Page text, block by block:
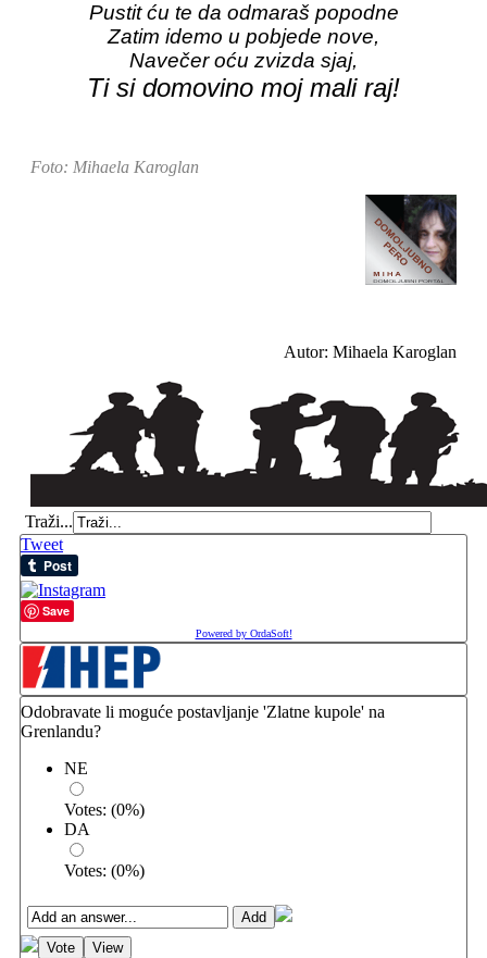
Pustit ću te da odmaraš popodne
Zatim idemo u pobjede nove,
Navečer oću zvizda sjaj,
Ti si domovino moj mali raj!
Foto: Mihaela Karoglan
Autor: Mihaela Karoglan
Traži...
Tweet
Save
Powered by OrdaSoft!
Odobravate li moguće postavljanje 'Zlatne kupole' na
Grenlandu?
NE
Votes: (0%)
DA
Votes: (0%)